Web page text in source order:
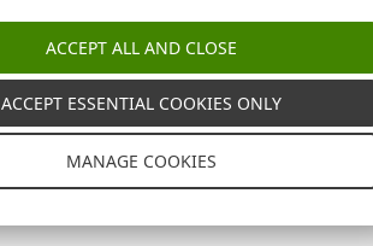
ACCEPT ALL AND CLOSE
ACCEPT ESSENTIAL COOKIES ONLY
MANAGE COOKIES